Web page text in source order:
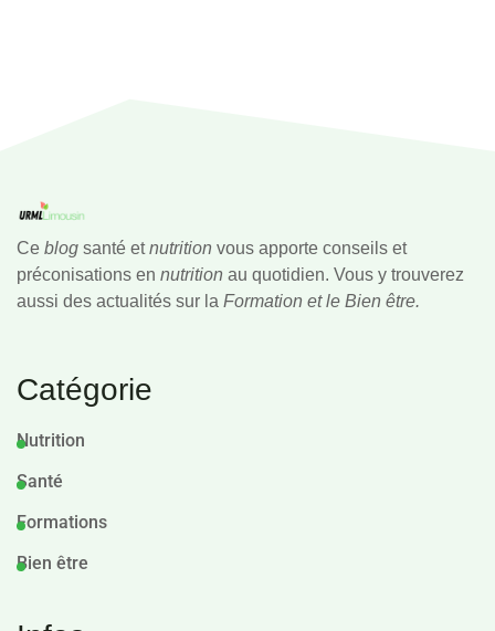
Ce blog santé etnutrition vous apporte conseils et
préconisations en nutrition au quotidien. Vous y trouverez
aussi des actualités sur la Formation et le Bien être.
Catégorie
Nutrition
Santé
Formations
Bien être